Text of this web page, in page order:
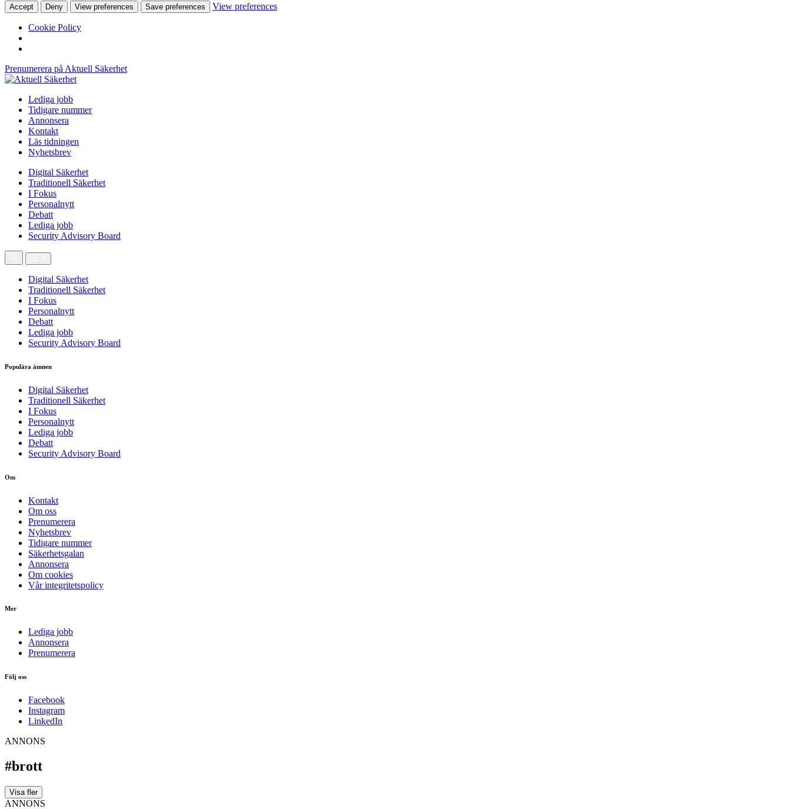
Accept Deny View preferences Save preferences View preferences
Cookie Policy
Prenumerera på Aktuell Säkerhet
Lediga jobb
Tidigare nummer
Annonsera
Kontakt
Läs tidningen
Nyhetsbrev
Digital Säkerhet
Traditionell Säkerhet
I Fokus
Personalnytt
Debatt
Lediga jobb
Security Advisory Board
Digital Säkerhet
Traditionell Säkerhet
I Fokus
Personalnytt
Debatt
Lediga jobb
Security Advisory Board
Populära ämnen
Digital Säkerhet
Traditionell Säkerhet
I Fokus
Personalnytt
Lediga jobb
Debatt
Security Advisory Board
Om
Kontakt
Om oss
Prenumerera
Nyhetsbrev
Tidigare nummer
Säkerhetsgalan
Annonsera
Om cookies
Vår integritetspolicy
Mer
Lediga jobb
Annonsera
Prenumerera
Följ oss
Facebook
Instagram
LinkedIn
ANNONS
#brott
Visa fler
ANNONS